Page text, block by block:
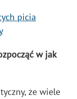
picia
w jak
że wiele